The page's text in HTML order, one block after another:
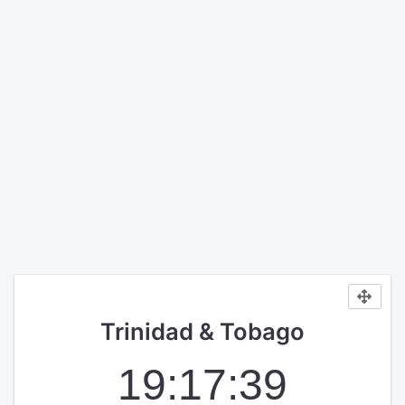
Trinidad & Tobago
19:17:39